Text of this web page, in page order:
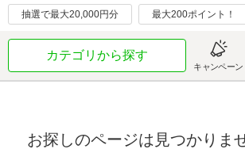
抽選で最大20,000円分 最大200ポイント！
カテゴリから探す
キャンペーン
お探しのページは見つかりま